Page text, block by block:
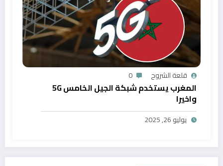
قلعة الشروح 0
المغرب يستخدم شبكة الجيل الخامس 5G
واخيرا
يوليو 26, 2025